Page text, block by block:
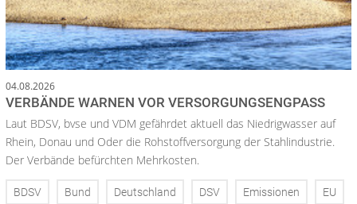
04.08.2026
VERBÄNDE WARNEN VOR VERSORGUNGSENGPASS
Laut BDSV, bvse und VDM gefährdet aktuell das Niedrigwasser auf
Rhein, Donau und Oder die Rohstoffversorgung der Stahlindustrie.
Der Verbände befürchten Mehrkosten.
BDSV Bund Deutschland DSV Emissionen EU